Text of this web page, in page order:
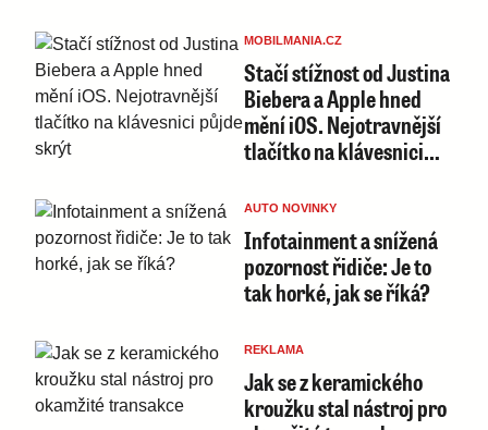
MOBILMANIA.CZ
Stačí stížnost od Justina
Biebera a Apple hned
mění iOS. Nejotravnější
tlačítko na klávesnici…
AUTO NOVINKY
Infotainment a snížená
pozornost řidiče: Je to
tak horké, jak se říká?
REKLAMA
Jak se z keramického
kroužku stal nástroj pro